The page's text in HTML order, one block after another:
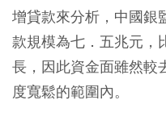
增貸款來分析，中國
款規模為七．五兆元，
長，因此資金面雖然較
度寬鬆的範圍內。